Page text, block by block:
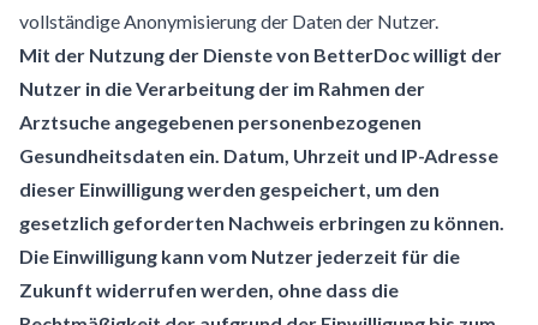
vollständige Anonymisierung der Daten der Nutzer.
Mit der Nutzung der Dienste von BetterDoc willigt der
Nutzer in die Verarbeitung der im Rahmen der
Arztsuche angegebenen personenbezogenen
Gesundheitsdaten ein. Datum, Uhrzeit und IP-Adresse
dieser Einwilligung werden gespeichert, um den
gesetzlich geforderten Nachweis erbringen zu können.
Die Einwilligung kann vom Nutzer jederzeit für die
Zukunft widerrufen werden, ohne dass die